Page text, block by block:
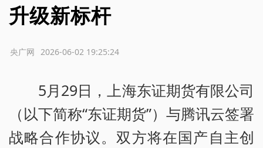
升级新标杆
2026-06-02 19:25:24
央广网
5月29日，上海东证期货有限公司
（以下简称“东证期货”）与腾讯云签署
战略合作协议。双方将在国产自主创